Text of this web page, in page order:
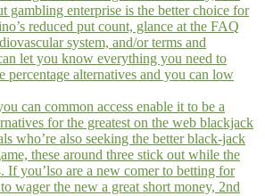
can common access enable it to be a
for the greatest on the web blackjack
who’re also seeking the better black-jack
these around three stick out while the
If you’lso are a new comer to betting for
wager the new a great short money, 2nd